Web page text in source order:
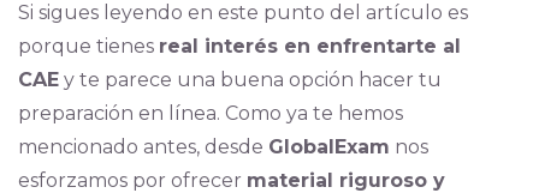
Si sigues leyendo en este punto del artículo es
porque tienes real interés en enfrentarte al
CAEy te parece una buena opción hacer tu
preparación en línea. Como ya te hemos
mencionado antes, desde GlobalExam nos
esforzamos por ofrecer material riguroso y